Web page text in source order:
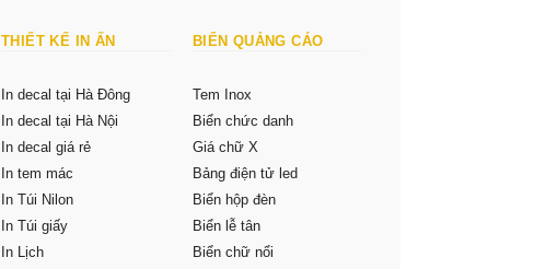
THIẾT KẾ IN ẤN
In decal tại Hà Đông
In decal tại Hà Nội
In decal giá rẻ
In tem mác
In Túi Nilon
In Túi giấy
In Lịch
BIỂN QUẢNG CÁO
Tem Inox
Biển chức danh
Giá chữ X
Bảng điện tử led
Biển hộp đèn
Biển lễ tân
Biển chữ nổi